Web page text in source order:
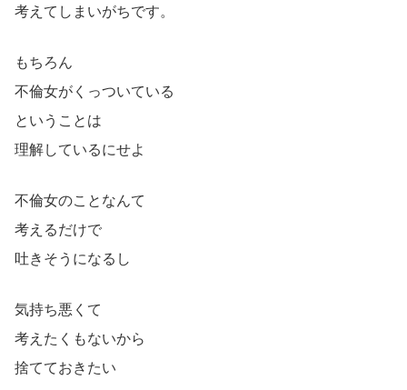
考えてしまいがちです。
もちろん
不倫女がくっついている
ということは
理解しているにせよ
不倫女のことなんて
考えるだけで
吐きそうになるし
気持ち悪くて
考えたくもないから
捨てておきたい